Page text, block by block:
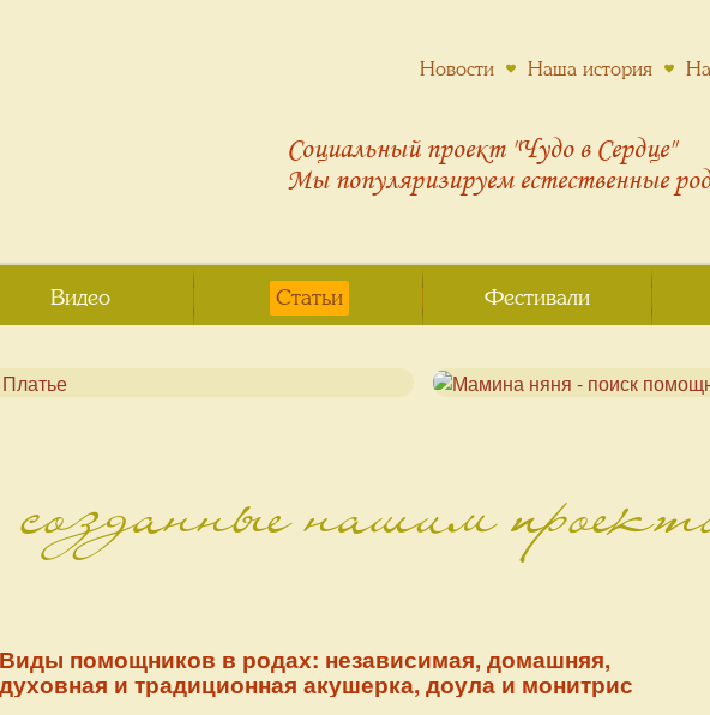
Социальный проект "Чудо в Сердце"
Мы популяризируем естественные
нашим
Виды помощников в родах: независимая, домашняя,
духовная и традиционная акушерка, доула и монитрис
Новости Наша история
Видео Статьи Фестивали